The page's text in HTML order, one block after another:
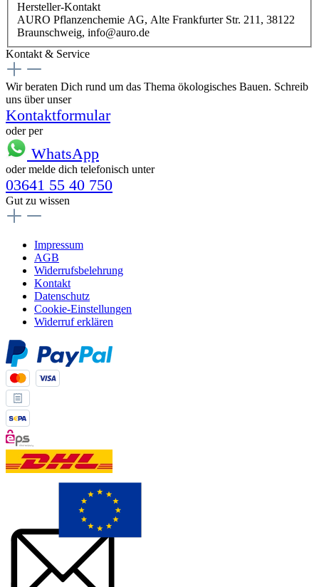
Hersteller-Kontakt
AURO Pflanzenchemie AG, Alte Frankfurter Str. 211, 38122
Braunschweig, info@auro.de
Kontakt & Service
Wir beraten Dich rund um das Thema ökologisches Bauen. Schreib
uns über unser
Kontaktformular
oder per
WhatsApp
oder melde dich telefonisch unter
03641 55 40 750
Gut zu wissen
Impressum
AGB
Widerrufsbelehrung
Kontakt
Datenschutz
Cookie-Einstellungen
Widerruf erklären